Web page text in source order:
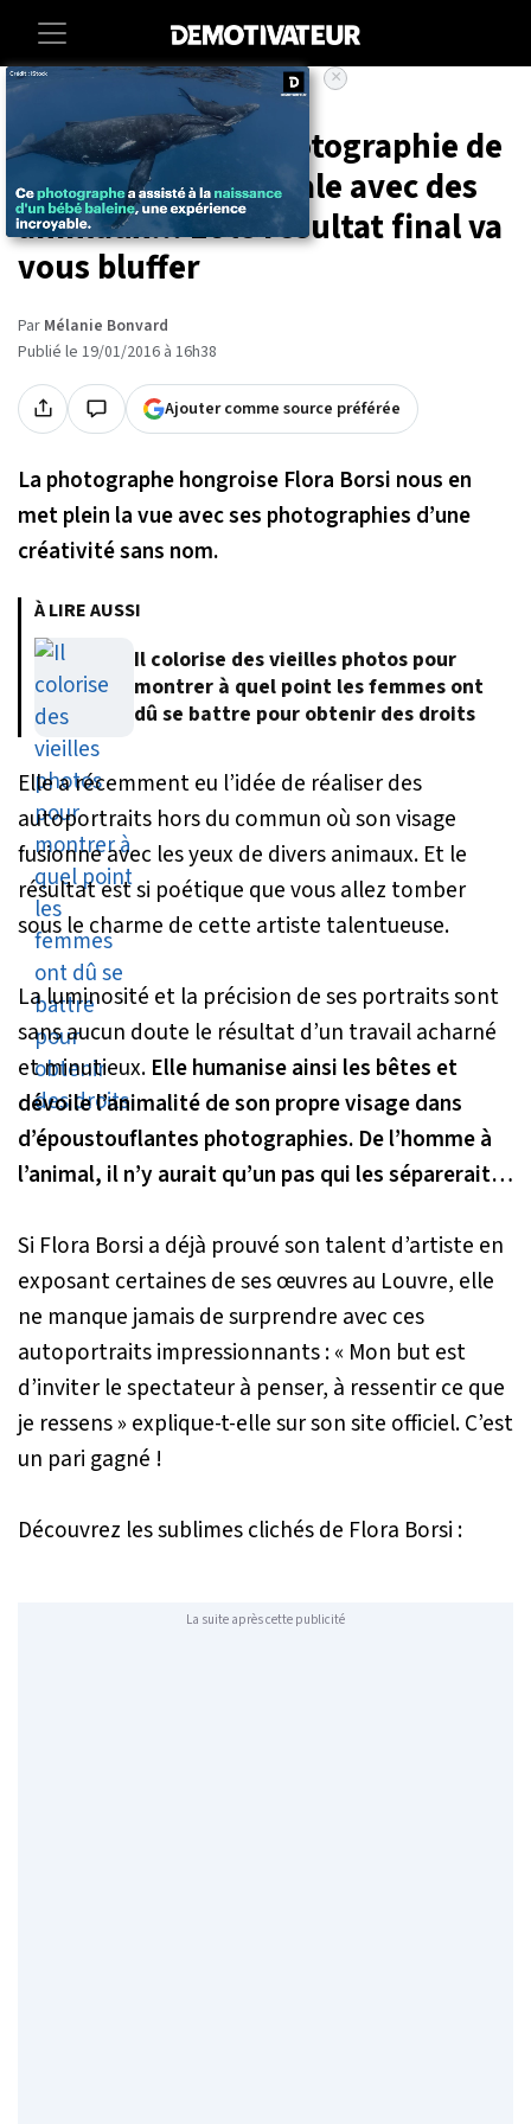
Cette artiste se photographie de
manière très spéciale avec des
animaux... Et le résultat final va
vous bluffer
Par Mélanie Bonvard
Publié le 19/01/2016 à 16h38
Ajouter comme source préférée
La photographe hongroise Flora Borsi nous en
met plein la vue avec ses photographies d’une
créativité sans nom.
À LIRE AUSSI
Il colorise des vieilles photos pour
montrer à quel point les femmes ont
dû se battre pour obtenir des droits
Elle a récemment eu l’idée de réaliser des
autoportraits hors du commun où son visage
fusionne avec les yeux de divers animaux. Et le
résultat est si poétique que vous allez tomber
sous le charme de cette artiste talentueuse.
La luminosité et la précision de ses portraits sont
sans aucun doute le résultat d’un travail acharné
et minutieux. Elle humanise ainsi les bêtes et
dévoile l’animalité de son propre visage dans
d’époustouflantes photographies. De l’homme à
l’animal, il n’y aurait qu’un pas qui les séparerait…
Si Flora Borsi a déjà prouvé son talent d’artiste en
exposant certaines de ses œuvres au Louvre, elle
ne manque jamais de surprendre avec ces
autoportraits impressionnants :« Mon but est
d’inviter le spectateur à penser, à ressentir ce que
je ressens » explique-t-elle sur son site officiel. C’est
un pari gagné !
Découvrez les sublimes clichés de Flora Borsi :
La suite après cette publicité
×